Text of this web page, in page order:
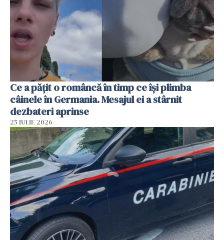
Ce a pățit o româncă în timp ce își plimba
câinele în Germania. Mesajul ei a stârnit
dezbateri aprinse
25 IULIE 2026